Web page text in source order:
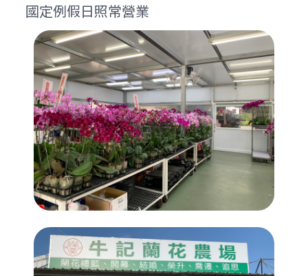
國定例假日照常營業